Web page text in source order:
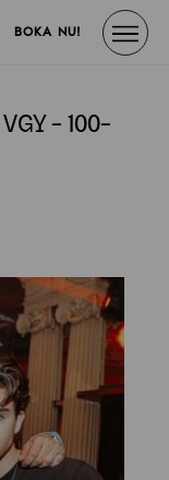
BOKA NU!
VGY - 100-